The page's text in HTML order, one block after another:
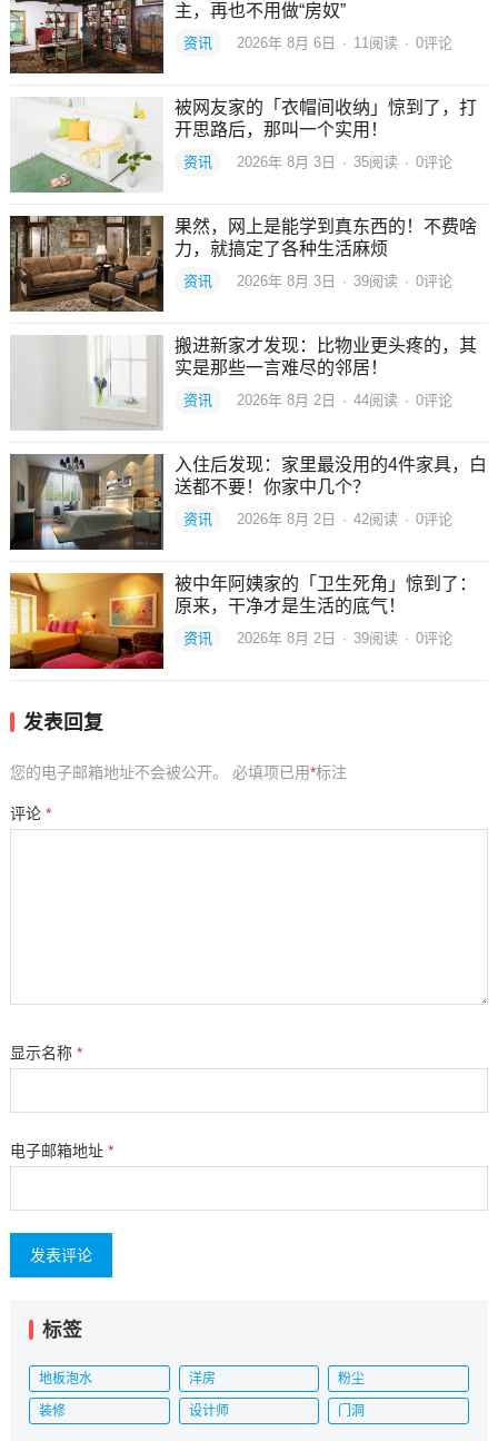
主，再也不用做“房奴”
资讯 2026年 8月 6日 · 11阅读 · 0评论
被网友家的「衣帽间收纳」惊到了，打
开思路后，那叫一个实用！
资讯 2026年 8月 3日 · 35阅读 · 0评论
果然，网上是能学到真东西的！不费啥
力，就搞定了各种生活麻烦
资讯 2026年 8月 3日 · 39阅读 · 0评论
搬进新家才发现：比物业更头疼的，其
实是那些一言难尽的邻居！
资讯 2026年 8月 2日 · 44阅读 · 0评论
入住后发现：家里最没用的4件家具，白
送都不要！你家中几个？
资讯 2026年 8月 2日 · 42阅读 · 0评论
被中年阿姨家的「卫生死角」惊到了：
原来，干净才是生活的底气！
资讯 2026年 8月 2日 · 39阅读 · 0评论
发表回复
您的电子邮箱地址不会被公开。 必填项已用*标注
评论 *
显示名称 *
电子邮箱地址 *
标签
地板泡水 洋房 粉尘
装修 设计师 门洞